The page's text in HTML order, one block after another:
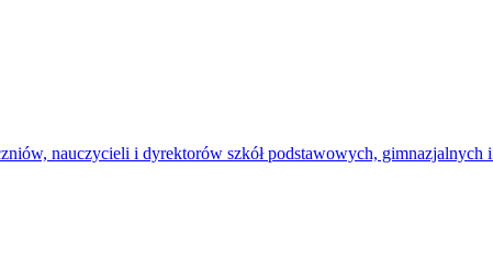
nauczycieli i dyrektorów szkół podstawowych, gimnazjalnych